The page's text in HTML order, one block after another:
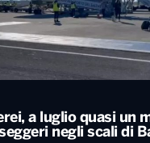
a luglio quasi un
negli scali di